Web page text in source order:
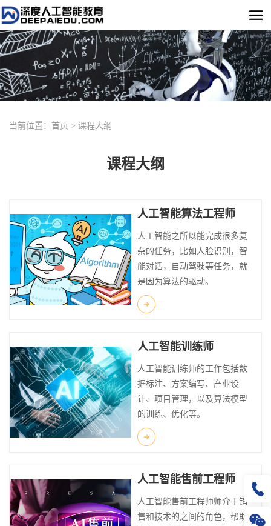
当前位置： 首页 > 课程大纲
课程大纲
人工智能算法工程师
人工智能之所以能完成很多复
杂的任务，比如人脸识别，智
能对话，自动驾驶等任务，就
是因为算法的驱动。
人工智能训练师
人工智能训练师的工作包括数
据标注、方案编写、产业设
计、项目管理，以及算法模型
的训练、优化等。
人工智能售前工程师
人工智能售前工程师师介于销
售和技术的之间的角色，帮助